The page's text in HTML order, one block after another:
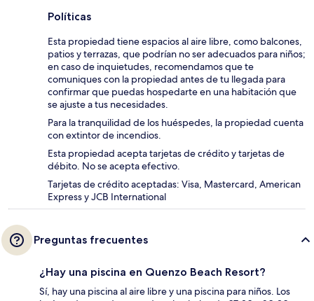
Políticas
Esta propiedad tiene espacios al aire libre, como balcones,
patios y terrazas, que podrían no ser adecuados para niños;
en caso de inquietudes, recomendamos que te
comuniques con la propiedad antes de tu llegada para
confirmar que puedas hospedarte en una habitación que
se ajuste a tus necesidades.
Para la tranquilidad de los huéspedes, la propiedad cuenta
con extintor de incendios.
Esta propiedad acepta tarjetas de crédito y tarjetas de
débito. No se acepta efectivo.
Tarjetas de crédito aceptadas: Visa, Mastercard, American
Express y JCB International
Preguntas frecuentes
¿Hay una piscina en Quenzo Beach Resort?
Sí, hay una piscina al aire libre y una piscina para niños. Los